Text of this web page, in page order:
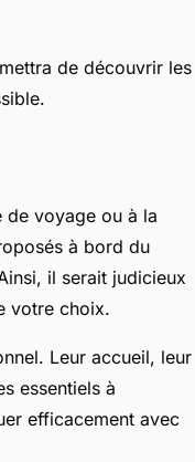
de découvrir les
de voyage ou à la
à bord du
il serait judicieux
votre choix.
Leur accueil, leur
essentiels à
efficacement avec